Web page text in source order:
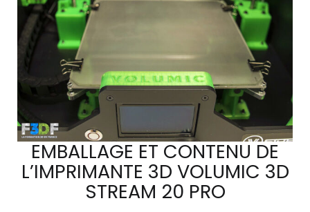
EMBALLAGE ET CONTENU DE
L’IMPRIMANTE 3D VOLUMIC 3D
STREAM 20 PRO